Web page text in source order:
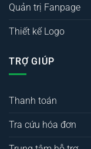
Quản trị Fanpage
Thiết kế Logo
TRỢ GIÚP
Thanh toán
Tra cứu hóa đơn